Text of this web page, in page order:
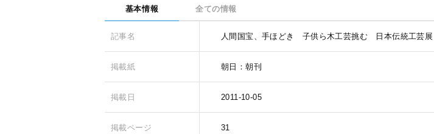
基本情報 全ての情報
記事名 人間国宝、手ほどき 子供ら木工芸挑む 日本伝統工芸展
掲載紙 朝日：朝刊
掲載日 2011-10-05
掲載ページ 31